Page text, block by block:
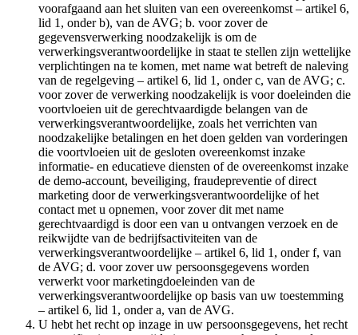
voorafgaand aan het sluiten van een overeenkomst – artikel 6,
lid 1, onder b), van de AVG; b. voor zover de
gegevensverwerking noodzakelijk is om de
verwerkingsverantwoordelijke in staat te stellen zijn wettelijke
verplichtingen na te komen, met name wat betreft de naleving
van de regelgeving – artikel 6, lid 1, onder c, van de AVG; c.
voor zover de verwerking noodzakelijk is voor doeleinden die
voortvloeien uit de gerechtvaardigde belangen van de
verwerkingsverantwoordelijke, zoals het verrichten van
noodzakelijke betalingen en het doen gelden van vorderingen
die voortvloeien uit de gesloten overeenkomst inzake
informatie- en educatieve diensten of de overeenkomst inzake
de demo-account, beveiliging, fraudepreventie of direct
marketing door de verwerkingsverantwoordelijke of het
contact met u opnemen, voor zover dit met name
gerechtvaardigd is door een van u ontvangen verzoek en de
reikwijdte van de bedrijfsactiviteiten van de
verwerkingsverantwoordelijke – artikel 6, lid 1, onder f, van
de AVG; d. voor zover uw persoonsgegevens worden
verwerkt voor marketingdoeleinden van de
verwerkingsverantwoordelijke op basis van uw toestemming
– artikel 6, lid 1, onder a, van de AVG.
U hebt het recht op inzage in uw persoonsgegevens, het recht